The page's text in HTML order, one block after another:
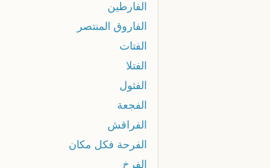
الفارطين
الفاروق المنتصر
الفتات
الفتلا
الفثول
الفجعة
الفراقش
الفرحة فكل مكان
الفرخ